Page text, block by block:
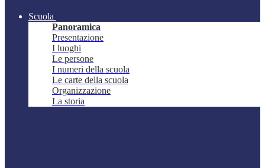
Scuola
Panoramica
Presentazione
I luoghi
Le persone
I numeri della scuola
Le carte della scuola
Organizzazione
La storia